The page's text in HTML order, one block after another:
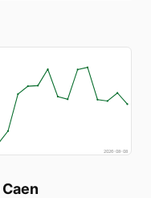
2026-08-08
Caen